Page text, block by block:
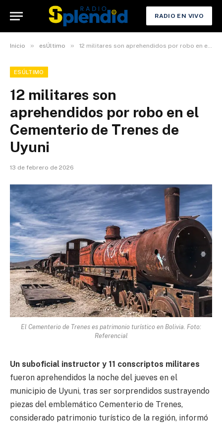
RADIO EN VIVO
Inicio » esÚltimo » 12 militares son aprehendidos por robo en el Cementerio de Trenes de Uyuni
ESÚLTIMO
12 militares son
aprehendidos por robo en el
Cementerio de Trenes de
Uyuni
13 de febrero de 2026
El Cementerio de Trenes es patrimonio turístico en Bolivia. Foto:
Referencial
Un suboficial instructor y 11 conscriptos militares
fueron aprehendidos la noche del jueves en el
municipio de Uyuni, tras ser sorprendidos sustrayendo
piezas del emblemático Cementerio de Trenes,
considerado patrimonio turístico de la región, informó